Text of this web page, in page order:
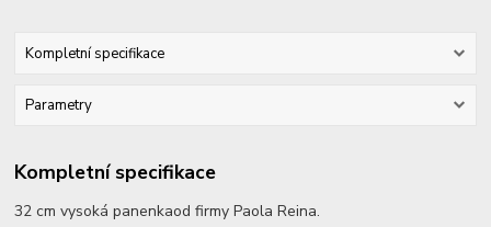
Kompletní specifikace
Parametry
Kompletní specifikace
32 cm vysoká panenkaod firmy Paola Reina.